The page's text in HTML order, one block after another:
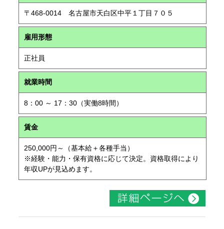
〒468-0014 名古屋市天白区中平１丁目７０５
雇用形態
正社員
就業時間
8：00 ～ 17：30（実働8時間）
賃金
250,000円～（基本給＋各種手当）
※経験・能力・保有資格に応じて決定。資格取得により
年収UPが見込めます。